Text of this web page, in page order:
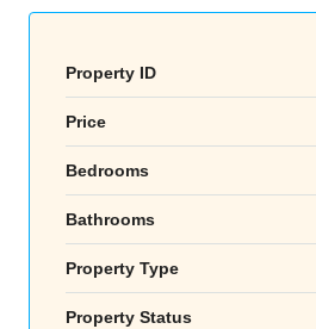
Property ID
Price
Bedrooms
Bathrooms
Property Type
Property Status